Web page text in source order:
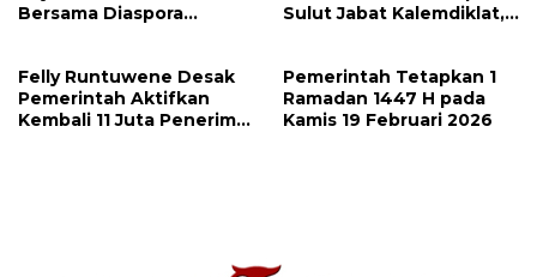
Bersama Diaspora
Sulut Jabat Kalemdiklat,
Felly Runtuwene Desak
Pemerintah Aktifkan
Kembali 11 Juta Penerima
Pemerintah Tetapkan 1
Ramadan 1447 H pada
Kamis 19 Februari 2026